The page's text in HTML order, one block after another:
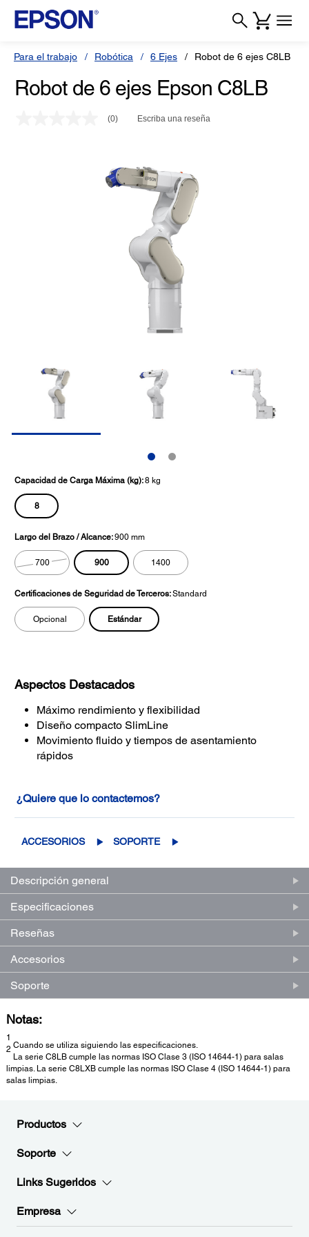
Para el trabajo Robótica 6 Ejes Robot de 6 ejes C8LB
Robot de 6 ejes Epson C8LB
Sin
la
misma
página.
(0) Escriba una reseña
Capacidad de Carga Máxima (kg):8 kg
8
Largo del Brazo / Alcance:900 mm
700 900 1400
Certificaciones de Seguridad de Terceros:Standard
Opcional Estándar
Aspectos Destacados
Máximo rendimiento y flexibilidad
Diseño compacto SlimLine
Movimiento fluido y tiempos de asentamiento
rápidos
¿Quiere que lo contactemos?
ACCESORIOS SOPORTE
Descripción general
Especificaciones
Reseñas
Accesorios
Soporte
Notas:
1
Cuando se utiliza siguiendo las especificaciones.
2
La serie C8LB cumple las normas ISO Clase 3 (ISO 14644-1) para salas
limpias. La serie C8LXB cumple las normas ISO Clase 4 (ISO 14644-1) para
salas limpias.
Productos
Soporte
Links Sugeridos
Empresa